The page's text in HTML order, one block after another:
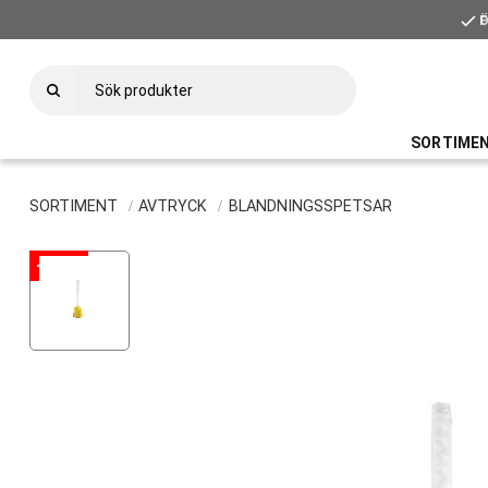
check
check
SORTIMENT AVTRYCK BLANDNINGSSPETSAR